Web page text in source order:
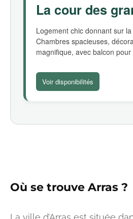
La cour des
Logement chic donnant sur
Chambres spacieuses,
magnifique, avec balcon
Voir disponibilités
Où se trouve Arras ?